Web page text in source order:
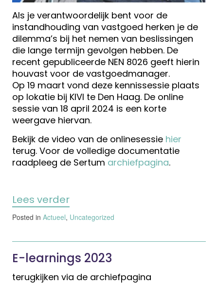
Als je verantwoordelijk bent voor de
instandhouding van vastgoed herken je de
dilemma’s bij het nemen van beslissingen
die lange termijn gevolgen hebben. De
recent gepubliceerde NEN 8026 geeft hierin
houvast voor de vastgoedmanager.
Op 19 maart vond deze kennissessie plaats
op lokatie bij KIVI te Den Haag. De online
sessie van 18 april 2024 is een korte
weergave hiervan.
Bekijk de video van de onlinesessie hier
terug. Voor de volledige documentatie
raadpleeg de Sertum archiefpagina.
Lees verder
Posted in Actueel, Uncategorized
E-learnings 2023
terugkijken via de archiefpagina